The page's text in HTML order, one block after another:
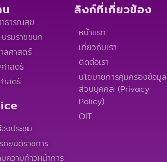
ธารณสุข
รมราชชนก
ลศาสตร์
าสตร์
าสตร์
งประชุม
ถยนต์ราชการ
ความก้าวหน้าการ
ลิงก์ที่เกี่ยวข้อง
หน้าแรก
เกี่ยวกับเรา
ติดต่อเรา
นโยบายการคุ้มครองข้อมูล
ส่วนบุคคล (Privacy
Policy)
OIT